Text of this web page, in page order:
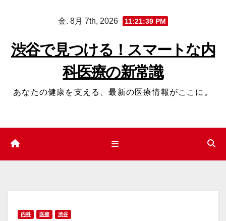
ッ
金. 8月 7th, 2026 11:21:39 PM
渋谷で見つける！スマートな内
科医療の新常識
あなたの健康を支える、最新の医療情報がここに。
内科 医療 渋谷